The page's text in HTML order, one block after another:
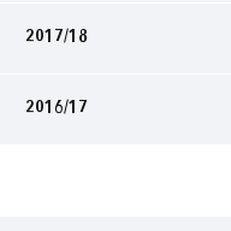
2017/18
2016/17